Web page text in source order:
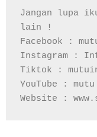
Jangan lupa
lain !
Facebook :
Instagram :
Tiktok :
YouTube :